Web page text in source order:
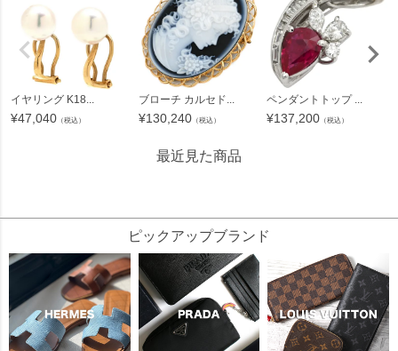
イヤリング K18...
¥47,040 （税込）
ブローチ カルセド...
¥130,240 （税込）
ペンダントトップ ...
¥137,200 （税込）
最近見た商品
ピックアップブランド